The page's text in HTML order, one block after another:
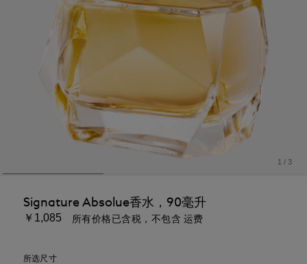
1 / 3
Signature Absolue香水，90毫升
￥1,085 所有价格已含税，不包含 运费
所选尺寸